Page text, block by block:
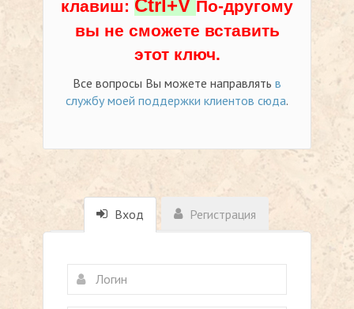
клавиш: Ctrl+V По-другому
вы не сможете вставить
этот ключ.
Все вопросы Вы можете направлять в
службу моей поддержки клиентов сюда.
Вход Регистрация